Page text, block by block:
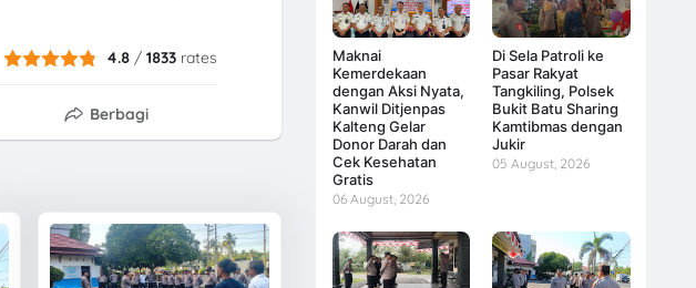
4.8 /1833 rates
Berbagi
Maknai
Kemerdekaan
dengan Aksi Nyata,
Kanwil Ditjenpas
Kalteng Gelar
Donor Darah dan
Cek Kesehatan
Gratis
06 August, 2026
Di Sela Patroli ke
Pasar Rakyat
Tangkiling, Polsek
Bukit Batu Sharing
Kamtibmas dengan
Jukir
05 August, 2026